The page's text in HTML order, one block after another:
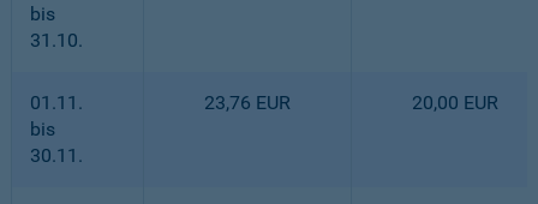
bis
31.10.
01.11.
bis
30.11.
23,76 EUR 20,00 EUR